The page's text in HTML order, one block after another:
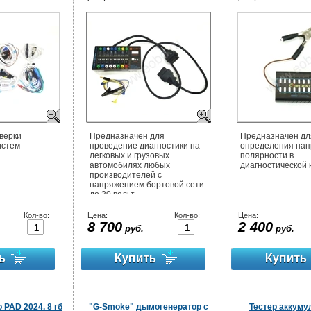
Кол-во:
Предназначен для
проведение диагностики на
легковых и грузовых
автомобилях любых
производителей с
напряжением бортовой сети
до 30 вольт.
Цена:
8 700руб.
Кол-во:
Предназначен
определения
полярности в
диагностической
Цена:
2 400руб.
2024. 8 гб "G-Smoke" дымогенератор с Тестер